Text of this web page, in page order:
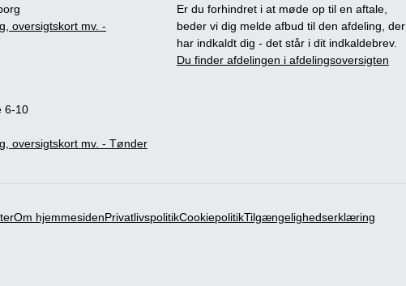
oversigtskort mv. -
6-10
oversigtskort mv. - Tønder
Er du forhindret i at møde op til en aftale,
beder vi dig melde afbud til den afdeling, der
har indkaldt dig - det står i dit indkaldebrev.
Du finder afdelingen i afdelingsoversigten
Om hjemmesidenPrivatlivspolitikCookiepolitikTilgængelighedserklæring